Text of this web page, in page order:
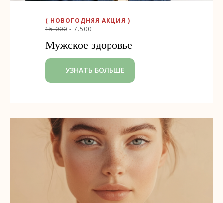
( НОВОГОДНЯЯ АКЦИЯ )
15.000 - 7.500
Мужское здоровье
УЗНАТЬ БОЛЬШЕ